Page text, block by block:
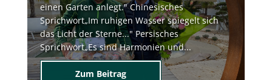
einen Garten anlegt." Chinesisches
Sprichwort„Im ruhigen Wasser spiegelt sich
das Licht der Sterne..." Persisches
Sprichwort„Es sind Harmonien und...
Zum Beitrag